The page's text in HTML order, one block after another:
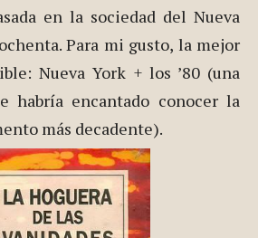
en la sociedad del Nueva
Para mi gusto, la mejor
Nueva York + los ’80 (una
habría encantado conocer la
más decadente).